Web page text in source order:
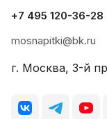
+7 495 120-36-28
mosnapitki@bk.ru
г. Москва, 3-й